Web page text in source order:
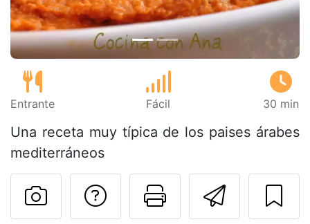
Entrante Fácil 30 min
Una receta muy típica de los paises árabes
mediterráneos
Imprimir
Preguntar al autor